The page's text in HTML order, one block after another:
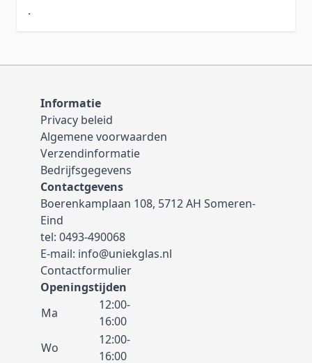
.
Informatie
Privacy beleid
Algemene voorwaarden
Verzendinformatie
Bedrijfsgegevens
Contactgevens
Boerenkamplaan 108, 5712 AH Someren-
Eind
tel: 0493-490068
E-mail: info@uniekglas.nl
Contactformulier
Openingstijden
Ma
12:00-
16:00
Wo
12:00-
16:00